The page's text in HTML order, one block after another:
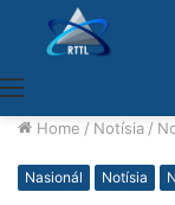
Home / Notísia /
Nasionál Notísia